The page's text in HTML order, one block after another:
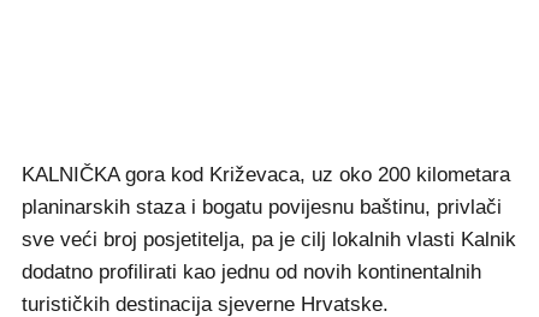
KALNIČKA gora kod Križevaca, uz oko 200 kilometara
planinarskih staza i bogatu povijesnu baštinu, privlači
sve veći broj posjetitelja, pa je cilj lokalnih vlasti Kalnik
dodatno profilirati kao jednu od novih kontinentalnih
turističkih destinacija sjeverne Hrvatske.